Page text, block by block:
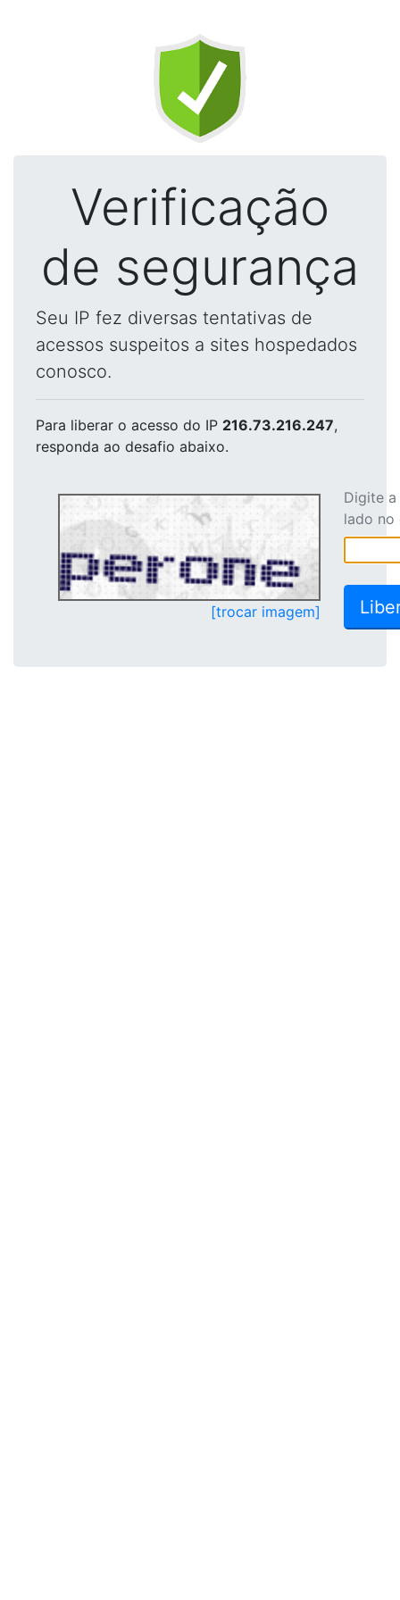
Verificação
de segurança
Seu IP fez diversas tentativas de
acessos suspeitos a sites hospedados
conosco.
Para liberar o acesso do IP 216.73.216.247,
responda ao desafio abaixo.
[trocar imagem]
Digite
lado no